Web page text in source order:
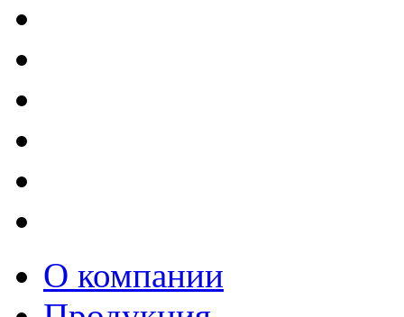
О компании